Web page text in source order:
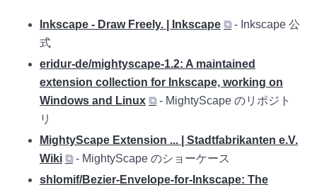
Inkscape - Draw Freely. | Inkscape ⧉- Inkscape 公
式
eridur-de/mightyscape-1.2: A maintained
extension collection for Inkscape, working on
Windows and Linux ⧉- MightyScape のリポジト
リ
MightyScape Extension ... | Stadtfabrikanten e.V.
Wiki ⧉- MightyScape のショーケース
shlomif/Bezier-Envelope-for-Inkscape: The